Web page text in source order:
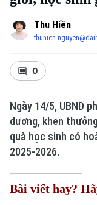
Thu Hiền
0
Ngày 14/5, UBND
dương, khen
quà học sinh có
2025-2026.
Bài viết hay?